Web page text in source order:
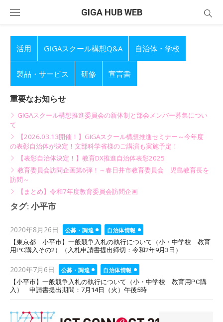
GIGA HUB WEB
活用 GIGAスクール構想Q&A 自治体・学校
製品・サービス 研修 宣言書
重要なお知らせ
GIGAスクール構想推進委員会の新体制と部会メンバー募集につい
て
【2026.03.13開催！】GIGAスクール構想推進セミナー～今年度
の表彰自治体が決定！文部科学省様のご講演も実施予定！
【表彰自治体決定！】教育DX推進自治体表彰2025
教育委員会訪問企画第6弾！～春日井市教育委員会 児島教育長を
訪問～
【まとめ】令和7年度教育委員会訪問企画
タグ: 小平市
Posted
on
2020年8月26日 公募・調達
自治体情報
【東京都 小平市】一般競争入札の執行について（小・中学校 教育
用PC購入その2）（入札申請書提出締切：令和2年9月3日）
Posted
on
2020年7月6日 公募・調達
自治体情報
【小平市】一般競争入札の執行について（小・中学校 教育用PC購
入） 申請書提出期間：7月14日（火）午後5時